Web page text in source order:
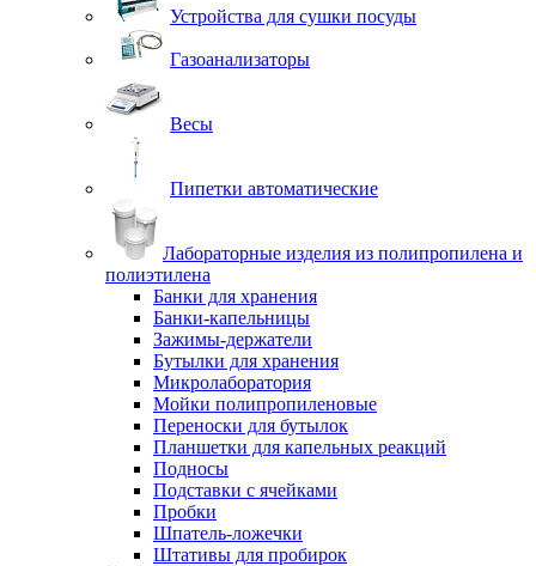
Устройства для сушки посуды
Газоанализаторы
Весы
Пипетки автоматические
Лабораторные изделия из полипропилена и
полиэтилена
Банки для хранения
Банки-капельницы
Зажимы-держатели
Бутылки для хранения
Микролаборатория
Мойки полипропиленовые
Переноски для бутылок
Планшетки для капельных реакций
Подносы
Подставки с ячейками
Пробки
Шпатель-ложечки
Штативы для пробирок